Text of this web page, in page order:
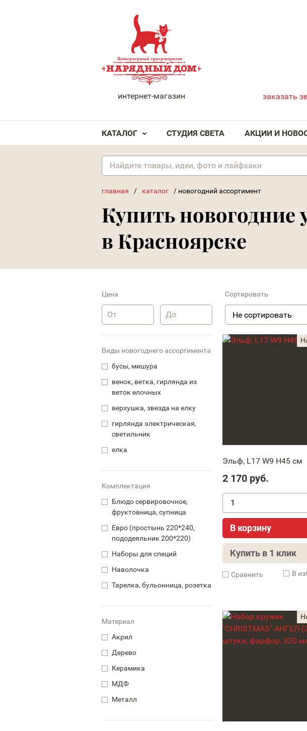
НАРЯДНЫЙ ДОМ
интернет-магазин заказать
КАТАЛОГ СТУДИЯ СВЕТА АКЦИИ И
главная / каталог / новогодний ассортимент
Купить новогодние
в Красноярске
Эльф, L17 W9 H45 см
2 170 руб.
В корзину
Купить в 1 клик
Cравнить В
Цена
Виды новогоднего ассортимента
бусы, мишура
венок, ветка, гирлянда из
веток елочных
верхушка, звезда на елку
гирлянда электрическая,
светильник
елка
Комплектация
Блюдо сервировочное,
фруктовница, супница
Евро (простынь 220*240,
пододеяльник 200*220)
Наборы для специй
Наволочка
Тарелка, бульонница, розетка
Материал
Акрил
Дерево
Керамика
МДФ
Металл
Сортировать